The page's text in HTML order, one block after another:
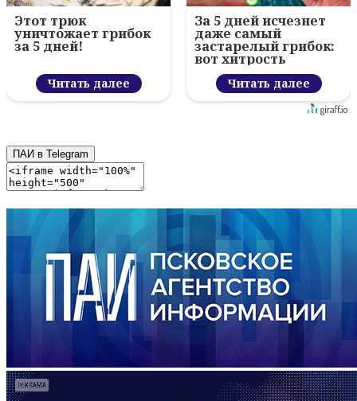
Этот трюк
уничтожает грибок
за 5 дней!
Читать далее
За 5 дней исчезнет
даже самый
застарелый грибок:
вот хитрость
Читать далее
ПАИ в Telegram